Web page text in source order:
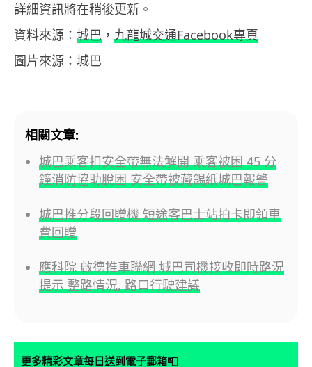
詳細資訊將在稍後更新。
資料來源： 城巴 ， 九龍城交通Facebook專頁
圖片來源：城巴
相關文章:
城巴乘客扣安全帶無法解開 乘客被困 45 分
鐘消防協助脫困 安全帶被藏錫紙城巴報警
城巴推分段回贈機 短途客巴士站拍卡即領車
費回贈
應科院 啟德推車聯網 城巴司機接收即時路況
提示 整路情況, 路口行駛建議
更多精彩文章每日送到電子郵箱📮